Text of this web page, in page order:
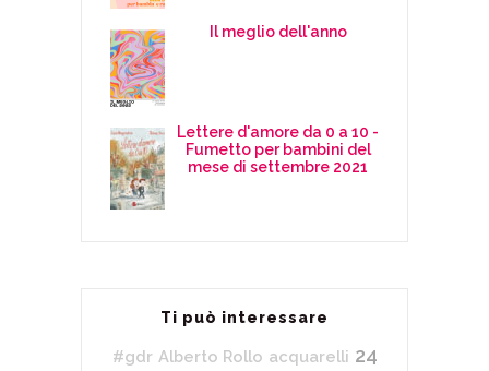
Il meglio dell'anno
Lettere d'amore da 0 a 10 -
Fumetto per bambini del
mese di settembre 2021
Ti può interessare
#gdr Alberto Rollo acquarelli 24